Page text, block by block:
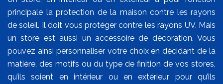
principale la protection de la maison contre les rayons
de soleil. Il doit vous protéger contre les rayons UV. Mais
un store est aussi un accessoire de décoration. Vous
pouvez ainsi personnaliser votre choix en décidant de la
matière, des motifs ou du type de finition de vos stores,
qu’ils soient en intérieur ou en extérieur pour qu’ils